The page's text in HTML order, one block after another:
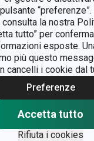
la nostra
tutto” per
esposte.
più questo
cancelli i cookie dal
Preferenze
Accetta tutto
Rifiuta i cookies
(IN